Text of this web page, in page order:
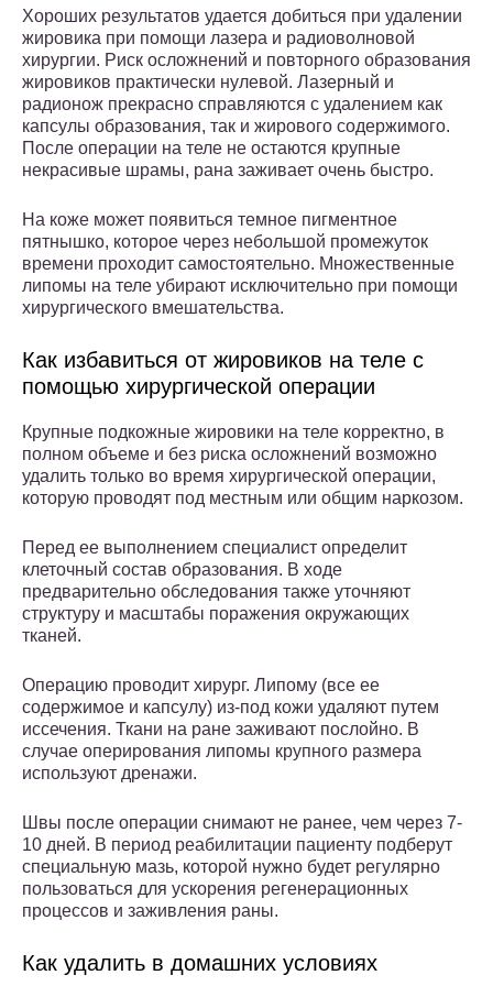
Хороших результатов удается добиться при удалении
жировика при помощи лазера и радиоволновой
хирургии. Риск осложнений и повторного образования
жировиков практически нулевой. Лазерный и
радионож прекрасно справляются с удалением как
капсулы образования, так и жирового содержимого.
После операции на теле не остаются крупные
некрасивые шрамы, рана заживает очень быстро.
На коже может появиться темное пигментное
пятнышко, которое через небольшой промежуток
времени проходит самостоятельно. Множественные
липомы на теле убирают исключительно при помощи
хирургического вмешательства.
Как избавиться от жировиков на теле с
помощью хирургической операции
Крупные подкожные жировики на теле корректно, в
полном объеме и без риска осложнений возможно
удалить только во время хирургической операции,
которую проводят под местным или общим наркозом.
Перед ее выполнением специалист определит
клеточный состав образования. В ходе
предварительно обследования также уточняют
структуру и масштабы поражения окружающих
тканей.
Операцию проводит хирург. Липому (все ее
содержимое и капсулу) из-под кожи удаляют путем
иссечения. Ткани на ране заживают послойно. В
случае оперирования липомы крупного размера
используют дренажи.
Швы после операции снимают не ранее, чем через 7-
10 дней. В период реабилитации пациенту подберут
специальную мазь, которой нужно будет регулярно
пользоваться для ускорения регенерационных
процессов и заживления раны.
Как удалить в домашних условиях